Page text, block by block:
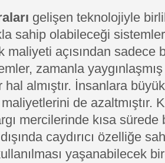
gelişen teknolojiyle
sahip olabileceği
açısından sadece
zamanla
almıştır. İnsanlara
de azaltmıştır.
mercilerinde kısa sürede
caydırıcı özelliğe
yaşanabilecek